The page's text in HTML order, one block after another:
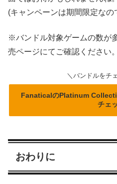
(キャンペーンは期間限定な
※バンドル対象ゲームの数が
売ページにてご確認ください。
＼バンドルをチ
FanaticalのPlatinum
チェ
おわりに